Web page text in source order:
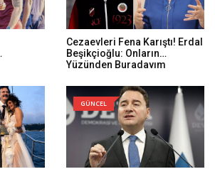
Cezaevleri Fena Karıştı! Erdal
Beşikçioğlu: Onların
Yüzünden Buradayım
GÜNCEL